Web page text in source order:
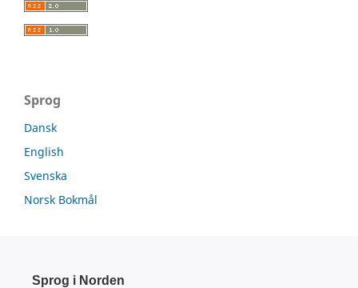
Sprog
Dansk
English
Svenska
Norsk Bokmål
Sprog i Norden